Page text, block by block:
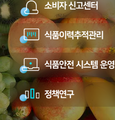
소비자 신고센터
식품이력추적관리
식품안전 시스템 운영
정책연구